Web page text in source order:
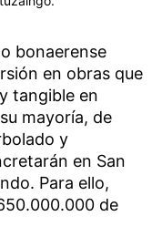
bonaerense
en obras que
tangible en
mayoría, de
y
en San
Para ello,
de